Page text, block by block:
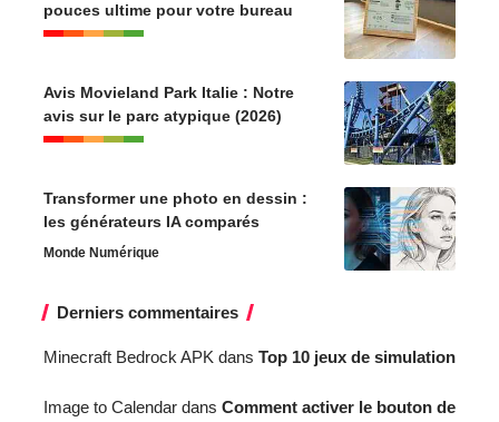
pouces ultime pour votre bureau
Avis Movieland Park Italie : Notre
avis sur le parc atypique (2026)
Transformer une photo en dessin :
les générateurs IA comparés
Monde Numérique
Derniers commentaires
Minecraft Bedrock APK dans Top 10 jeux de simulation
Image to Calendar dans Comment activer le bouton de